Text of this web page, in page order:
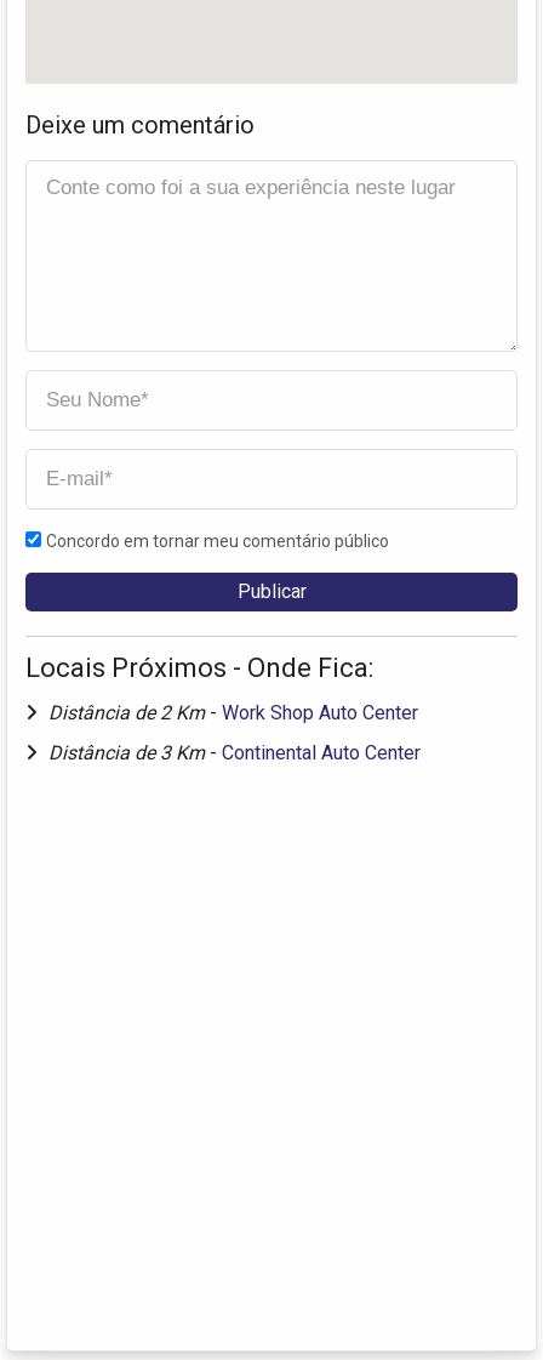
Deixe um comentário
Concordo em tornar meu comentário público
Locais Próximos - Onde Fica:
Distância de 2 Km - Work Shop Auto Center
Distância de 3 Km - Continental Auto Center